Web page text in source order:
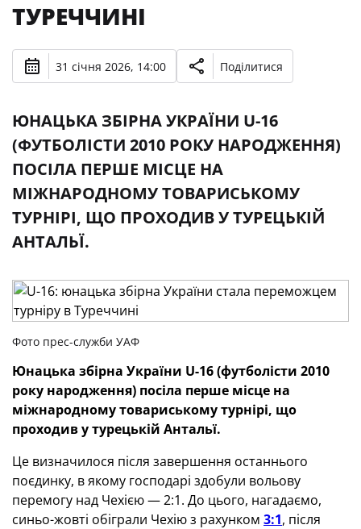
ТУРЕЧЧИНІ
31 січня 2026, 14:00 Поділитися
ЮНАЦЬКА ЗБІРНА УКРАЇНИ U-16
(ФУТБОЛІСТИ 2010 РОКУ НАРОДЖЕННЯ)
ПОСІЛА ПЕРШЕ МІСЦЕ НА
МІЖНАРОДНОМУ ТОВАРИСЬКОМУ
ТУРНІРІ, ЩО ПРОХОДИВ У ТУРЕЦЬКІЙ
АНТАЛЬЇ.
Фото прес-служби УАФ
Юнацька збірна України U-16 (футболісти 2010
року народження) посіла перше місце на
міжнародному товариському турнірі, що
проходив у турецькій Антальї.
Це визначилося після завершення останнього
поєдинку, в якому господарі здобули вольову
перемогу над Чехією — 2:1. До цього, нагадаємо,
синьо-жовті обіграли Чехію з рахунком 3:1, після